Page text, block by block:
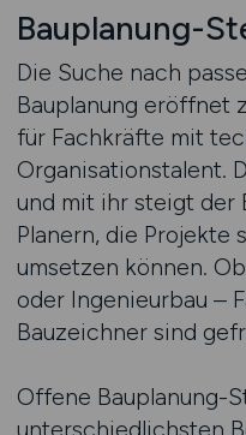
Bauplanung-
Die Suche nach
Bauplanung eröffnet
für Fachkräfte mit
Organisationstalent.
und mit ihr steigt der
Planern, die
umsetzen können.
oder Ingenieurbau –
Bauzeichner sind
Offene Bauplanung-
unterschiedlichsten